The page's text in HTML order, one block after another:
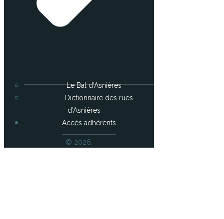
Le Bal d’Asnières
Dictionnaire des rues
d’Asnières
Accès adhérents
© 2026.